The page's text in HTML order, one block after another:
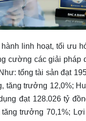
linh hoạt, tối ưu
cường các giải pháp
tổng tài sản đạt
tăng trưởng 12,0%;
đạt 128.026 tỷ
trưởng 70,1%;